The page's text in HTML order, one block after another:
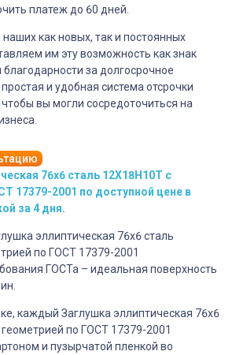
платеж до 60 дней.
как новых, так и постоянных
им эту возможность как знак
за долгосрочное
и удобная система отсрочки
вы могли сосредоточиться на
76х6 сталь 12Х18Н10Т с
17379-2001 по доступной цене в
за 4 дня.
эллиптическая 76х6 сталь
по ГОСТ 17379-2001
ГОСТа – идеальная поверхность
каждый Заглушка эллиптическая 76х6
по ГОСТ 17379-2001
и пузырчатой пленкой во